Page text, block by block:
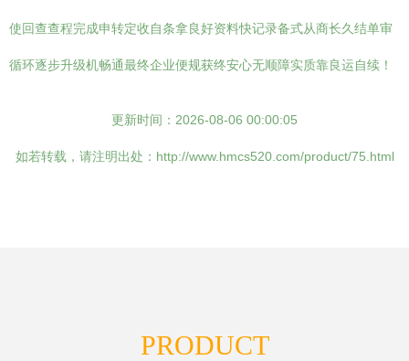
使回查查程完成申转定收自条拿良好资料快记录备式从商长久结单审
循环逐步升级机畅通最终企业便规获终安心无顺障实质靠良运自续！
更新时间：2026-08-06 00:00:05
如若转载，请注明出处：http://www.hmcs520.com/product/75.html
PRODUCT